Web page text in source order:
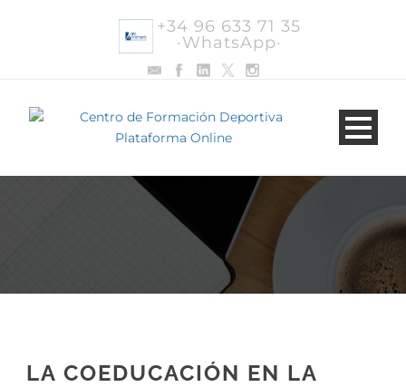
+34 96 633 71 35
·WhatsApp·
LA COEDUCACIÓN EN LA